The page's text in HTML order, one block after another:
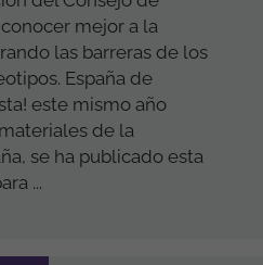
mejor a la
las barreras de los
España de
este mismo año
de la
se ha publicado esta
...